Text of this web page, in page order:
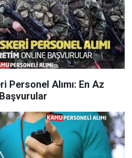
Personel Alımı: En Az